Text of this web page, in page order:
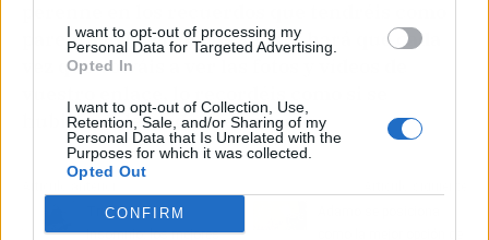
I want to opt-out of processing my
Personal Data for Targeted Advertising.
Opted In
I want to opt-out of Collection, Use,
Retention, Sale, and/or Sharing of my
Personal Data that Is Unrelated with the
Purposes for which it was collected.
Opted Out
CONFIRM
pareja a lo largo de los años, y hará que cada
vez que volváis a ver las fotos y vídeos de
hubiera celebrado ayer mismo.
Trucos contra el
Insomnio: los mejores